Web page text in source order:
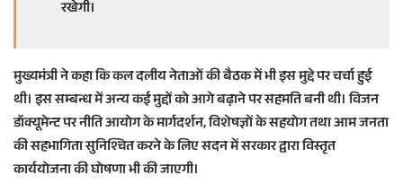
रखेगी।
मुख्यमंत्री ने कहा कि कल दलीय नेताओं की बैठक में भी इस मुद्दे पर चर्चा हुई
थी। इस सम्बन्ध में अन्य कई मुद्दों को आगे बढ़ाने पर सहमति बनी थी। विजन
डॉक्यूमेन्ट पर नीति आयोग के मार्गदर्शन, विशेषज्ञों के सहयोग तथा आम जनता
की सहभागिता सुनिश्चित करने के लिए सदन में सरकार द्वारा विस्तृत
कार्ययोजना की घोषणा भी की जाएगी।